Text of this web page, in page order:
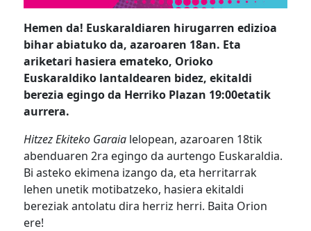
Hemen da! Euskaraldiaren hirugarren edizioa
bihar abiatuko da, azaroaren 18an. Eta
ariketari hasiera emateko, Orioko
Euskaraldiko lantaldearen bidez, ekitaldi
berezia egingo da Herriko Plazan 19:00etatik
aurrera.
Hitzez Ekiteko Garaia lelopean, azaroaren 18tik
abenduaren 2ra egingo da aurtengo Euskaraldia.
Bi asteko ekimena izango da, eta herritarrak
lehen unetik motibatzeko, hasiera ekitaldi
bereziak antolatu dira herriz herri. Baita Orion
ere!